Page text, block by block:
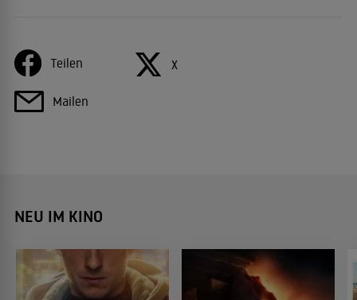
Teilen X
Mailen
NEU IM KINO